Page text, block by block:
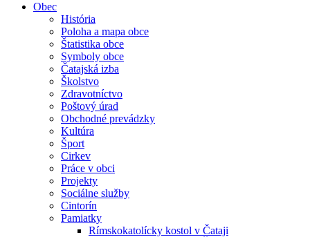
Obec
História
Poloha a mapa obce
Štatistika obce
Symboly obce
Čatajská izba
Školstvo
Zdravotníctvo
Poštový úrad
Obchodné prevádzky
Kultúra
Šport
Cirkev
Práce v obci
Projekty
Sociálne služby
Cintorín
Pamiatky
Rímskokatolícky kostol v Čataji